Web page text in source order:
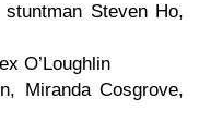
Steven Ho,
O’Loughlin
Miranda Cosgrove,